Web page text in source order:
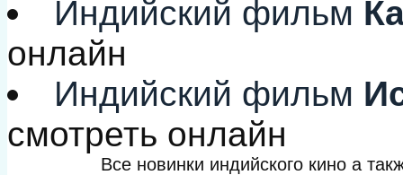
Индийский фильм
онлайн
Индийский фильм
смотреть онлайн
Все новинки индийского кино а